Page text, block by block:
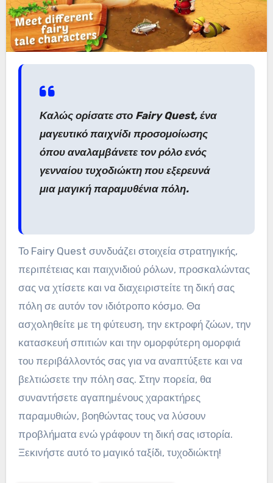
Καλώς ορίσατε στο Fairy Quest, ένα
μαγευτικό παιχνίδι προσομοίωσης
όπου αναλαμβάνετε τον ρόλο ενός
γενναίου τυχοδιώκτη που εξερευνά
μια μαγική παραμυθένια πόλη.
Το Fairy Quest συνδυάζει στοιχεία στρατηγικής,
περιπέτειας και παιχνιδιού ρόλων, προσκαλώντας
σας να χτίσετε και να διαχειριστείτε τη δική σας
πόλη σε αυτόν τον ιδιότροπο κόσμο. Θα
ασχοληθείτε με τη φύτευση, την εκτροφή ζώων, την
κατασκευή σπιτιών και την ομορφύτερη ομορφιά
του περιβάλλοντός σας για να αναπτύξετε και να
βελτιώσετε την πόλη σας. Στην πορεία, θα
συναντήσετε αγαπημένους χαρακτήρες
παραμυθιών, βοηθώντας τους να λύσουν
προβλήματα ενώ γράφουν τη δική σας ιστορία.
Ξεκινήστε αυτό το μαγικό ταξίδι, τυχοδιώκτη!